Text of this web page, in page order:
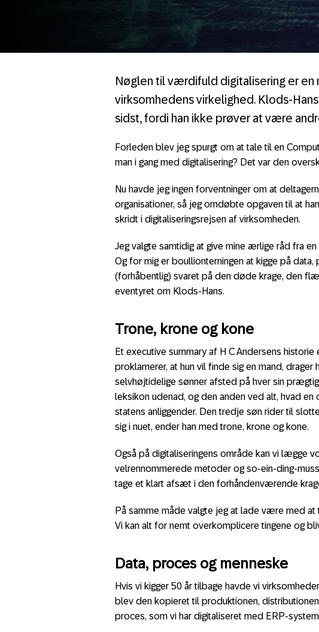
Nøglen til værdifuld digitalisering er en
virksomhedens virkelighed. Klods-
sidst, fordi han ikke prøver at være
Forleden blev jeg spurgt om at tale til en
man i gang med digitalisering? Det var den
Nu havde jeg ingen forventninger om at
organisationer, så jeg omdøbte opgaven til at
skridt i digitaliseringsrejsen af virksomheden.
Jeg valgte samtidig at give mine ærlige råd fra
Og for mig er boullionterningen at kigge på
(forhåbentlig) svaret på den døde krage, den
eventyret om Klods-Hans.
Trone, krone og kone
Et executive summary af H C Andersens
proklamerer, at hun vil finde sig en mand,
selvhøjtidelige sønner afsted på hver sin
leksikon udenad, og den anden ved alt, hvad
statens anliggender. Den tredje søn rider til
sig i nuet, ender han med trone, krone og kone.
Også på digitaliseringens område kan vi lægge
velrennommerede metoder og so-ein-ding-
tage et klart afsæt i den forhåndenværende
På samme måde valgte jeg at lade være med
Vi kan alt for nemt overkomplicere tingene og
Data, proces og menneske
Hvis vi kigger 50 år tilbage havde vi
blev den kopieret til produktionen,
proces, som vi har digitaliseret med ERP-